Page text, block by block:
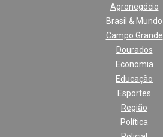
Agronegócio
Brasil & Mundo
Campo Grande
Dourados
Economia
Educação
Esportes
Região
Política